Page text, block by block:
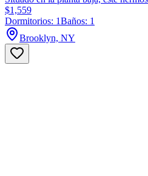
$1,559
Dormitorios: 1Baños: 1
Brooklyn, NY